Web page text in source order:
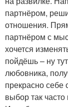
партнёром,
отношения.
партнёром с
хочется
пойдёшь – ну
любовника,
прекрасно себе
выбор так